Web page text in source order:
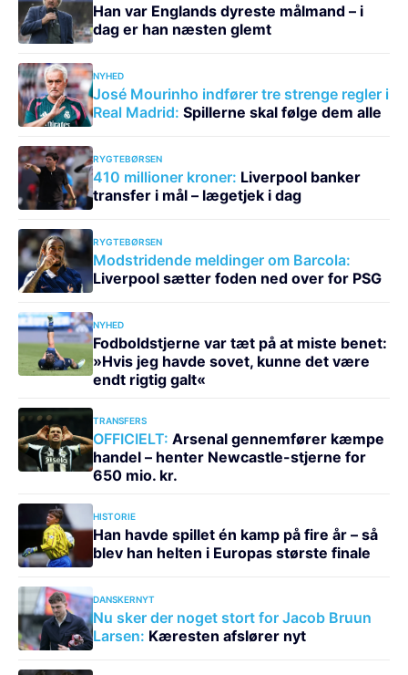
Han var Englands dyreste målmand – i
dag er han næsten glemt
NYHED
José Mourinho indfører tre strenge regler i
Real Madrid: Spillerne skal følge dem alle
RYGTEBØRSEN
410 millioner kroner: Liverpool banker
transfer i mål – lægetjek i dag
RYGTEBØRSEN
Modstridende meldinger om Barcola:
Liverpool sætter foden ned over for PSG
NYHED
Fodboldstjerne var tæt på at miste benet:
»Hvis jeg havde sovet, kunne det være
endt rigtig galt«
TRANSFERS
OFFICIELT: Arsenal gennemfører kæmpe
handel – henter Newcastle-stjerne for
650 mio. kr.
HISTORIE
Han havde spillet én kamp på fire år – så
blev han helten i Europas største finale
DANSKERNYT
Nu sker der noget stort for Jacob Bruun
Larsen: Kæresten afslører nyt